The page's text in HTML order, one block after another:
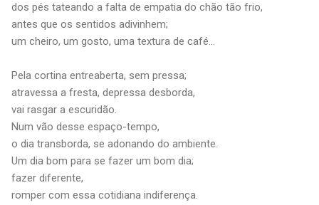
dos pés tateando a falta de empatia do chão tão frio,
antes que os sentidos adivinhem;
um cheiro, um gosto, uma textura de café…
Pela cortina entreaberta, sem pressa;
atravessa a fresta, depressa desborda,
vai rasgar a escuridão.
Num vão desse espaço-tempo,
o dia transborda, se adonando do ambiente.
Um dia bom para se fazer um bom dia;
fazer diferente,
romper com essa cotidiana indiferença.